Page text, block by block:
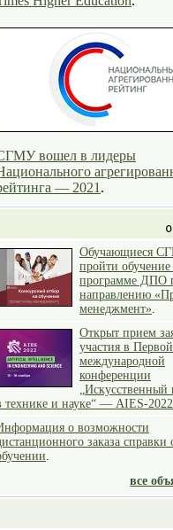
вошел в лидеры
— 2021 .
Обучающиеся
пройти
программе ДПО
направлению
менеджмент».
Открыт прием
участия в Первой
международной
конференции
„Искусственный
технике и науке“ — AIES-2022
о возможности
заказа справки
.
все